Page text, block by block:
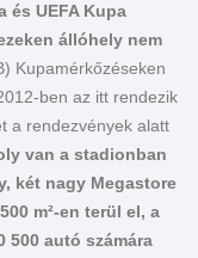
és UEFA Kupa
állóhely nem
Kupamérkőzéseken
ben az itt rendezik
a rendezvények alatt
van a stadionban
két nagy Megastore
m²-en terül el, a
500 autó számára